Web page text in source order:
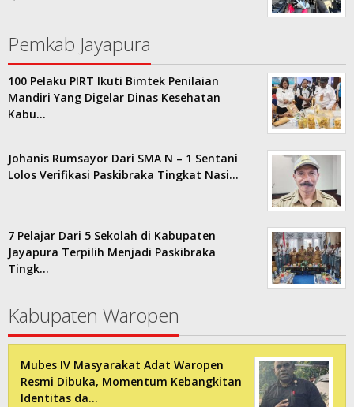
Pemkab Jayapura
100 Pelaku PIRT Ikuti Bimtek Penilaian
Mandiri Yang Digelar Dinas Kesehatan
Kabu…
Johanis Rumsayor Dari SMA N – 1 Sentani
Lolos Verifikasi Paskibraka Tingkat Nasi…
7 Pelajar Dari 5 Sekolah di Kabupaten
Jayapura Terpilih Menjadi Paskibraka
Tingk…
Kabupaten Waropen
Mubes IV Masyarakat Adat Waropen
Resmi Dibuka, Momentum Kebangkitan
Identitas da…